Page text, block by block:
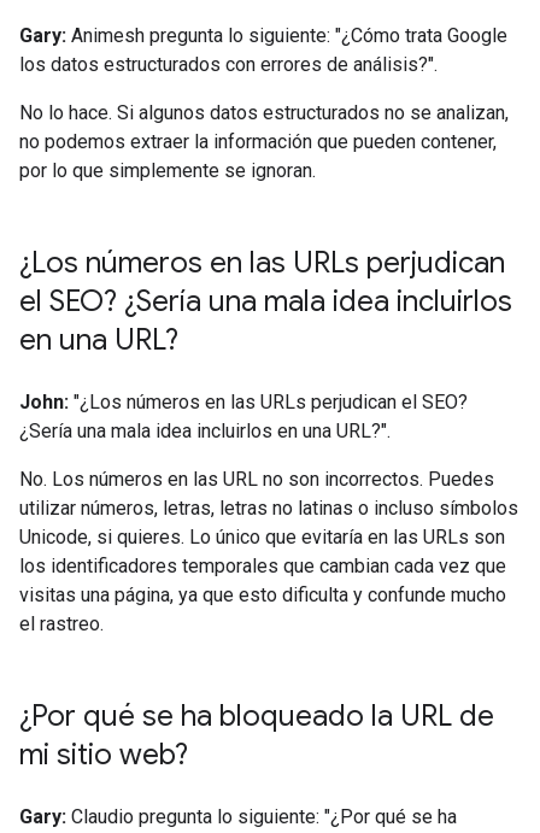
Gary: Animesh pregunta lo siguiente: "¿Cómo trata Google
los datos estructurados con errores de análisis?".
No lo hace. Si algunos datos estructurados no se analizan,
no podemos extraer la información que pueden contener,
por lo que simplemente se ignoran.
¿Los números en las URLs perjudican
el SEO? ¿Sería una mala idea incluirlos
en una URL?
John: "¿Los números en las URLs perjudican el SEO?
¿Sería una mala idea incluirlos en una URL?".
No. Los números en las URL no son incorrectos. Puedes
utilizar números, letras, letras no latinas o incluso símbolos
Unicode, si quieres. Lo único que evitaría en las URLs son
los identificadores temporales que cambian cada vez que
visitas una página, ya que esto dificulta y confunde mucho
el rastreo.
¿Por qué se ha bloqueado la URL de
mi sitio web?
Gary: Claudio pregunta lo siguiente: "¿Por qué se ha